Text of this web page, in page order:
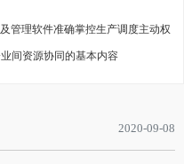
管理软件准确掌控生产调度主动权
间资源协同的基本内容
2020-09-08